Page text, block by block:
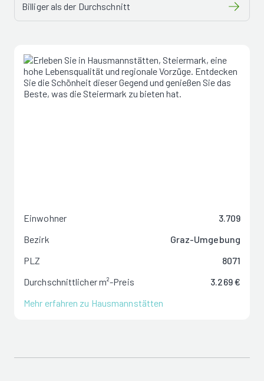
Billiger als der Durchschnitt
Einwohner
3.709
Bezirk
Graz-Umgebung
PLZ
8071
Durchschnittlicher m²-Preis
3.269 €
Mehr erfahren zu Hausmannstätten